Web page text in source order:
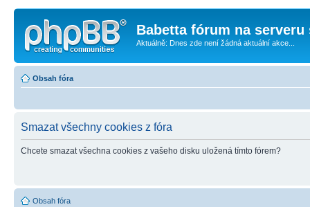
Babetta fórum na serveru
Aktuálně: Dnes zde není žádná aktuální akce...
Obsah fóra
Smazat všechny cookies z fóra
Chcete smazat všechna cookies z vašeho disku uložená tímto fórem?
Obsah fóra